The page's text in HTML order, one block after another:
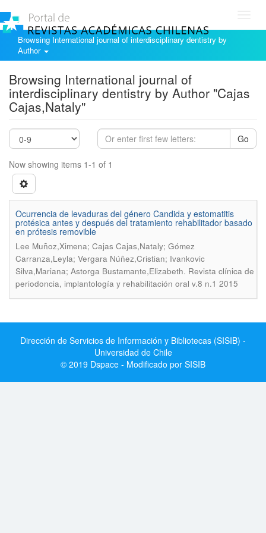
Browsing International journal of interdisciplinary dentistry by
Author
Browsing International journal of
interdisciplinary dentistry by Author "Cajas
Cajas,Nataly"
Go
Now showing items 1-1 of 1
Ocurrencia de levaduras del género Candida y estomatitis
protésica antes y después del tratamiento rehabilitador basado
en prótesis removible
Lee Muñoz,Ximena; Cajas Cajas,Nataly; Gómez
Carranza,Leyla; Vergara Núñez,Cristian; Ivankovic
Silva,Mariana; Astorga Bustamante,Elizabeth. Revista clínica de
periodoncia, implantología y rehabilitación oral v.8 n.1 2015
Dirección de Servicios de Información y Bibliotecas (SISIB) -
Universidad de Chile
© 2019 Dspace - Modificado por SISIB